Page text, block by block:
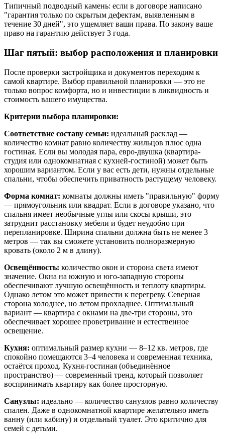
Типичный подводный камень: если в договоре написано
"гарантия только по скрытым дефектам, выявленным в
течение 30 дней", это ущемляет ваши права. По закону ваше
право на гарантию действует 3 года.
Шаг пятый: выбор расположения и планировки
После проверки застройщика и документов переходим к
самой квартире. Выбор правильной планировки — это не
только вопрос комфорта, но и инвестиции в ликвидность и
стоимость вашего имущества.
Критерии выбора планировки:
Соответствие составу семьи: идеальный расклад —
количество комнат равно количеству жильцов плюс одна
гостиная. Если вы молодая пара, евро-двушка (квартира-
студия или однокомнатная с кухней-гостиной) может быть
хорошим вариантом. Если у вас есть дети, нужны отдельные
спальни, чтобы обеспечить приватность растущему человеку.
Форма комнат: комнаты должны иметь "правильную" форму
— прямоугольник или квадрат. Если в договоре указано, что
спальня имеет необычные углы или скосы крыши, это
затруднит расстановку мебели и будет неудобно при
перепланировке. Ширина спальни должна быть не менее 3
метров — так вы сможете установить полноразмерную
кровать (около 2 м в длину).
Освещённость: количество окон и сторона света имеют
значение. Окна на южную и юго-западную стороны
обеспечивают лучшую освещённость и теплоту квартиры.
Однако летом это может привести к перегреву. Северная
сторона холоднее, но летом прохладнее. Оптимальный
вариант — квартира с окнами на две-три стороны, это
обеспечивает хорошее проветривание и естественное
освещение.
Кухня: оптимальный размер кухни — 8–12 кв. метров, где
спокойно помещаются 3–4 человека и современная техника,
остаётся проход. Кухня-гостиная (объединённое
пространство) — современный тренд, который позволяет
воспринимать квартиру как более просторную.
Санузлы: идеально — количество санузлов равно количеству
спален. Даже в однокомнатной квартире желательно иметь
ванну (или кабину) и отдельный туалет. Это критично для
семей с детьми.